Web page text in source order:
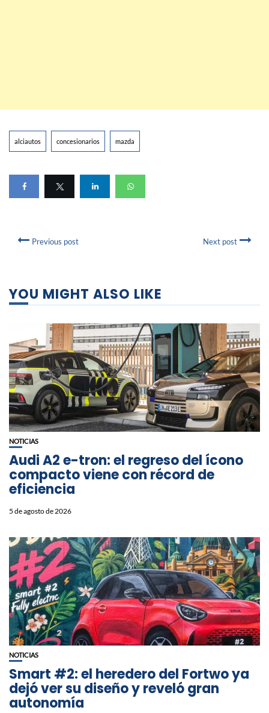
alciautos concesionarios mazda
Previous post Next post
YOU MIGHT ALSO LIKE
NOTICIAS
Audi A2 e-tron: el regreso del ícono
compacto viene con récord de
eficiencia
5 de agosto de 2026
NOTICIAS
Smart #2: el heredero del Fortwo ya
dejó ver su diseño y reveló gran
autonomía